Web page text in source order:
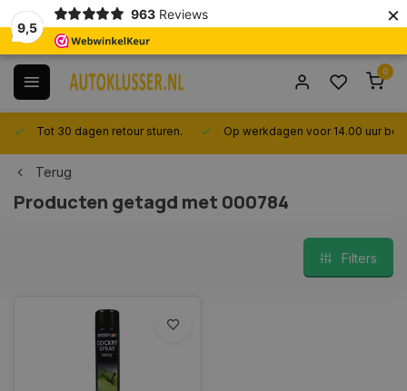
9,5
963 Reviews ×
0
Tot 30 dagen retour sturen. Op werkdagen voor 14.00 uur
Terug
Producten getagd met 000784
Filters